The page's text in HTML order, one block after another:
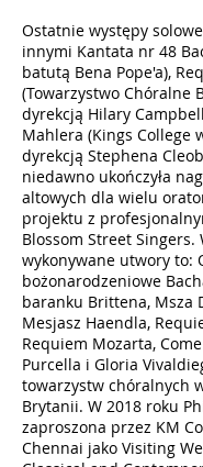
Ostatnie występy
innymi Kantata nr 48
batutą Bena Pope'a),
(Towarzystwo Chóralne
dyrekcją Hilary
Mahlera (Kings College
dyrekcją Stephena
niedawno ukończyła
altowych dla wielu
projektu z
Blossom Street Singers.
wykonywane utwory to:
bożonarodzeniowe
baranku Brittena, Msza
Mesjasz Haendla,
Requiem Mozarta,
Purcella i Gloria
towarzystw chóralnych
Brytanii. W 2018 roku
zaproszona przez KM
Chennai jako Visiting